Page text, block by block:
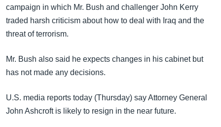
ရန်
ရှာဖွေ
ရန်
သို့
ကျော်
ဘာသာစကားများ
campaign in which Mr. Bush and challenger John Kerry
traded harsh criticism about how to deal with Iraq and the
threat of terrorism.
Mr. Bush also said he expects changes in his cabinet but
has not made any decisions.
U.S. media reports today (Thursday) say Attorney General
John Ashcroft is likely to resign in the near future.